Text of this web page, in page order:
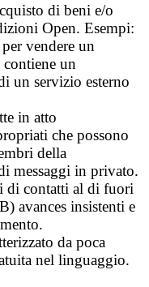
di beni e/o
Open. Esempi:
vendere un
un
un servizio esterno
in atto
che possono
della
messaggi in privato.
di contatti al di fuori
avances insistenti e
da poca
nel linguaggio.